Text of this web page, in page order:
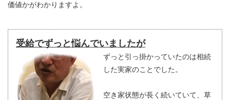
価値かがわかりますよ。
受給でずっと悩んでいましたが
ずっと引っ掛かっていたのは相続
した実家のことでした。
空き家状態が長く続いていて、草